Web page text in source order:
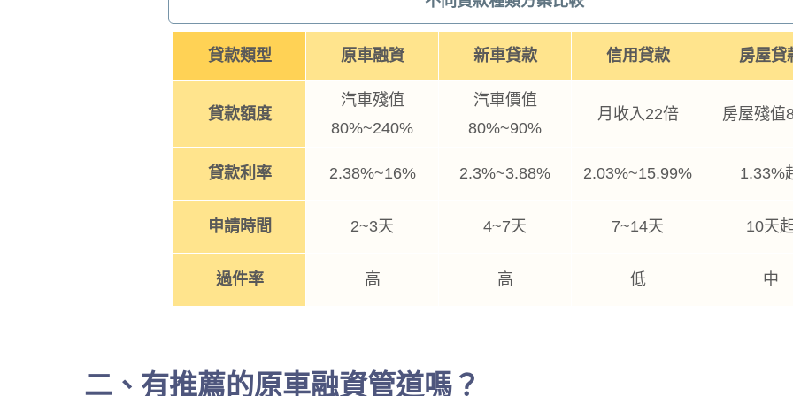
貸款類型 原車融資 新車貸款 信用貸款 房屋貸
貸款額度
汽車殘值
80%~240%
汽車價值
80%~90%
月收入22倍 房屋殘值
貸款利率 2.38%~16% 2.3%~3.88% 2.03%~15.99% 1.33%
申請時間 2~3天 4~7天 7~14天 10天
過件率 高 高 低 中
二、有推薦的原車融資管道嗎？